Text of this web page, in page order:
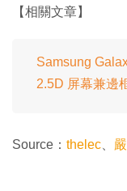
【相關文章】
Samsung
2.5D 屏幕兼邊
Source： thelec